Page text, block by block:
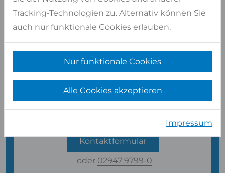
Haben Sie Fragen?
WIR BERATEN SIE GERNE PERSÖNLICH
Kontaktformular
oder 02947 9799-0
Tracking-Technologien zu. Alternativ können Sie
auch nur funktionale Cookies erlauben.
Nur funktionale Cookies
Alle Cookies akzeptieren
Impressum